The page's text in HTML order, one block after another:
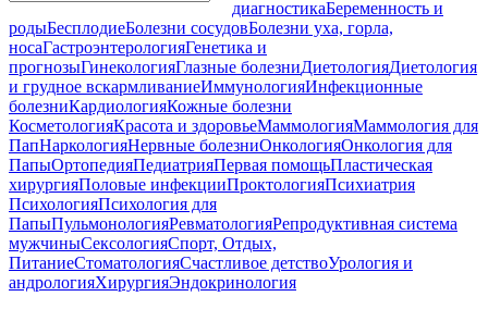
диагностикаБеременность и
родыБесплодиеБолезни сосудовБолезни уха, горла,
носаГастроэнтерологияГенетика и
прогнозыГинекологияГлазные болезниДиетологияДиетология
и грудное вскармливаниеИммунологияИнфекционные
болезниКардиологияКожные болезни
КосметологияКрасота и здоровьеМаммологияМаммология для
ПапНаркологияНервные болезниОнкологияОнкология для
ПапыОртопедияПедиатрияПервая помощьПластическая
хирургияПоловые инфекцииПроктологияПсихиатрия
ПсихологияПсихология для
ПапыПульмонологияРевматологияРепродуктивная система
мужчиныСексологияСпорт, Отдых,
ПитаниеСтоматологияСчастливое детствоУрология и
андрологияХирургияЭндокринология